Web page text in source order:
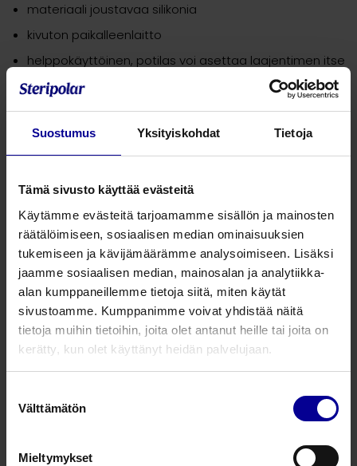
Suostumus Yksityiskohdat Tietoja
Tämä sivusto käyttää evästeitä
Käytämme evästeitä tarjoamamme sisällön ja mainosten
räätälöimiseen, sosiaalisen median ominaisuuksien
tukemiseen ja kävijämäärämme analysoimiseen. Lisäksi
jaamme sosiaalisen median, mainosalan ja analytiikka-
alan kumppaneillemme tietoja siitä, miten käytät
sivustoamme. Kumppanimme voivat yhdistää näitä
tietoja muihin tietoihin, joita olet antanut heille tai joita on
kerätty, kun olet käyttänyt heidän palvelujaan.
valinta
Välttämätön
Mieltymykset
materiaali joustavaa silikonia
kivuton paikalleenlaitto
helppokäyttöinen, potilas voi asettaa laajentimen itse
käyttöikä 1 v.
koot: XS – L
Tuotenumero Tuotekuvaus Koko
SDXS vaginan laajennin XS
SDS vaginan laajennin S 26/127 mm
SDM vaginan laajennin M 30/112 mm
SDL vaginan laajennin L 37/137 mm
Ladattavat tiedostot